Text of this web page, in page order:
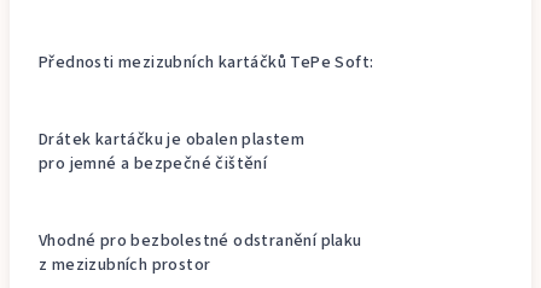
Přednosti mezizubních kartáčků TePe Soft:
Drátek kartáčku je obalen plastem
pro jemné a bezpečné čištění
Vhodné pro bezbolestné odstranění plaku
z mezizubních prostor